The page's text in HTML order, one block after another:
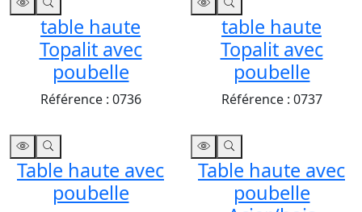
table haute
Topalit avec
poubelle
Référence : 0736
table haute
Topalit avec
poubelle
Référence : 0737
Table haute avec
poubelle
Table haute avec
poubelle